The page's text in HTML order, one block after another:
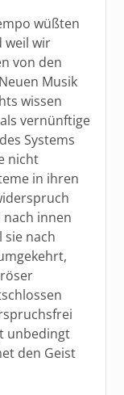
wüßten
weil wir
von den
Musik
wissen
vernünftige
Systems
nicht
in ihren
innen
nach
unbedingt
den Geist